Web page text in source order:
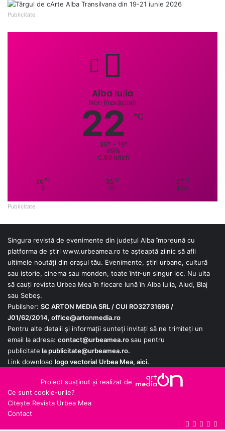
Publicitate
Alba Iulia
Nori împrăștiați
22 ℃
36º - 19º
69%
0.93 km/h
36℃
S
35℃
D
37℃
lun
Publicitate
Singura revistă de evenimente din județul Alba împreună cu
platforma de știri www.urbeamea.ro te așteaptă zilnic să afli
ultimele noutăți din orașul tău. Evenimente, știri urbane, cultură
sau istorie, cinema sau monden, toate într-un singur loc. Nu uita
să cauți revista Urbea Mea în fiecare lună în Alba Iulia, Aiud, Blaj
sau Sebeș.
Publisher: SC ARTON MEDIA SRL / CUI RO32731696 /
J01/62/2014, office@artonmedia.ro
Pentru alte detalii și informații sunteți invitați să ne trimiteți un
email la adresa: contact@urbeamea.rosau pentru
publicitate lapublicitate@urbeamea.ro.
Link download logo vectorial Urbea Mea, aici.
Proiect susținut și realizat de
Ce sunt cookie-urile?
Citește Revista Urbea Mea
Contact
YouTube
Google